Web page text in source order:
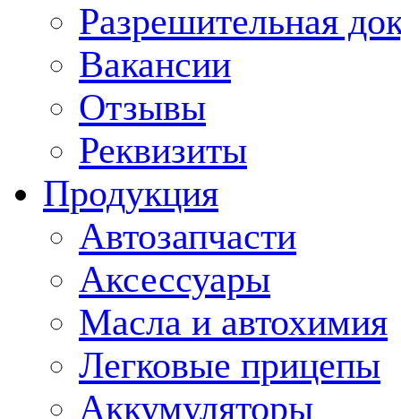
Разрешительная
Вакансии
Отзывы
Реквизиты
Продукция
Автозапчасти
Аксессуары
Масла и автохимия
Легковые прицепы
Аккумуляторы